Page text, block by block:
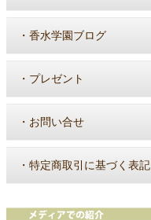
・ 香水学園ブログ
・ プレゼント
・ お問い合せ
・ 特定商取引に基づく表記